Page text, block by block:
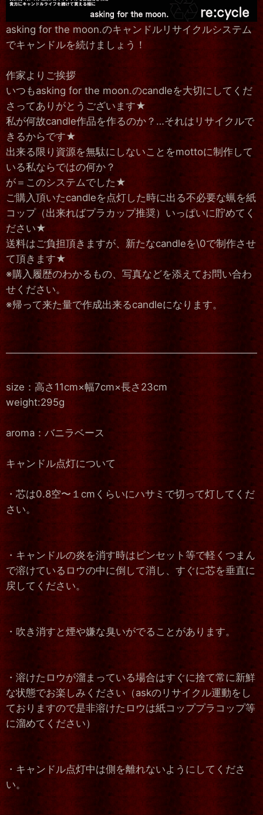
asking for the moon.のキャンドルリサイクルシステム
でキャンドルを続けましょう！
作家よりご挨拶
いつもasking for the moon.のcandleを大切にしてくだ
さってありがとうございます★
私が何故candle作品を作るのか？…それはリサイクルで
きるからです★
出来る限り資源を無駄にしないことをmottoに制作して
いる私ならではの何か？
が＝このシステムでした★
ご購入頂いたcandleを点灯した時に出る不必要な蝋を紙
コップ（出来ればプラカップ推奨）いっぱいに貯めてく
ださい★
送料はご負担頂きますが、新たなcandleを\0で制作させ
て頂きます★
※購入履歴のわかるもの、写真などを添えてお問い合わ
せください。
※帰って来た量で作成出来るcandleになります。
size：高さ11cm×幅7cm×長さ23cm
weight:295g
aroma：バニラベース
キャンドル点灯について
・芯は0.8空〜１cmくらいにハサミで切って灯してくだ
さい。
・キャンドルの炎を消す時はピンセット等で軽くつまん
で溶けているロウの中に倒して消し、すぐに芯を垂直に
戻してください。
・吹き消すと煙や嫌な臭いがでることがあります。
・溶けたロウが溜まっている場合はすぐに捨て常に新鮮
な状態でお楽しみください（askのリサイクル運動をし
ておりますので是非溶けたロウは紙コッププラコップ等
に溜めてください）
・キャンドル点灯中は側を離れないようにしてくださ
い。